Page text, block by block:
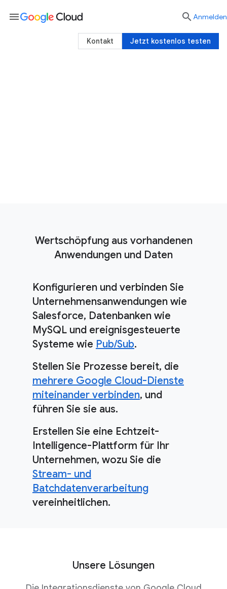
Wertschöpfung aus vorhandenen
Anwendungen und Daten
Konfigurieren und verbinden Sie
Unternehmensanwendungen wie
Salesforce, Datenbanken wie
MySQL und ereignisgesteuerte
Systeme wie Pub/Sub.
Stellen Sie Prozesse bereit, die
mehrere Google Cloud-Dienste
miteinander verbinden, und
führen Sie sie aus.
Erstellen Sie eine Echtzeit-
Intelligence-Plattform für Ihr
Unternehmen, wozu Sie die
Stream- und
Batchdatenverarbeitung
vereinheitlichen.
Unsere Lösungen
menu  Anmelden
Jetzt kostenlos testen
Kontakt